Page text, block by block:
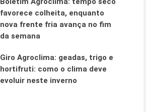
favorece colheita, enquanto
nova frente fria avança no fim
da semana
Giro Agroclima: geadas, trigo e
hortifruti: como o clima deve
evoluir neste inverno